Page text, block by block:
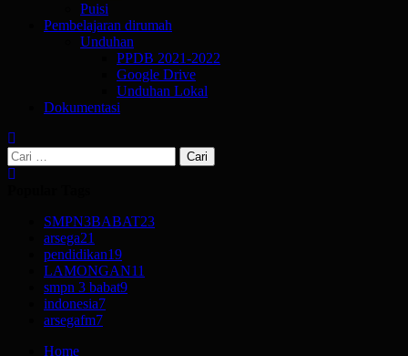
Puisi
Pembelajaran dirumah
Unduhan
PPDB 2021-2022
Google Drive
Unduhan Lokal
Dokumentasi
Cari
untuk:
SMPN3BABAT23
arsega21
pendidikan19
LAMONGAN11
smpn 3 babat9
indonesia7
arsegafm7
Home